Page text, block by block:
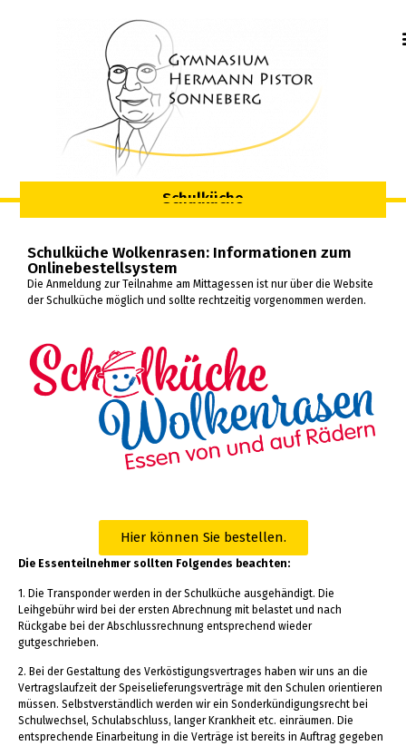
Schulküche
Schulküche Wolkenrasen: Informationen zum
Onlinebestellsystem
Die Anmeldung zur Teilnahme am Mittagessen ist nur über die Website
der Schulküche möglich und sollte rechtzeitig vorgenommen werden.
Hier können Sie bestellen.
Die Essenteilnehmer sollten Folgendes beachten:
1. Die Transponder werden in der Schulküche ausgehändigt. Die
Leihgebühr wird bei der ersten Abrechnung mit belastet und nach
Rückgabe bei der Abschlussrechnung entsprechend wieder
gutgeschrieben.
2. Bei der Gestaltung des Verköstigungsvertrages haben wir uns an die
Vertragslaufzeit der Speiselieferungsverträge mit den Schulen orientieren
müssen. Selbstverständlich werden wir ein Sonderkündigungsrecht bei
Schulwechsel, Schulabschluss, langer Krankheit etc. einräumen. Die
entsprechende Einarbeitung in die Verträge ist bereits in Auftrag gegeben